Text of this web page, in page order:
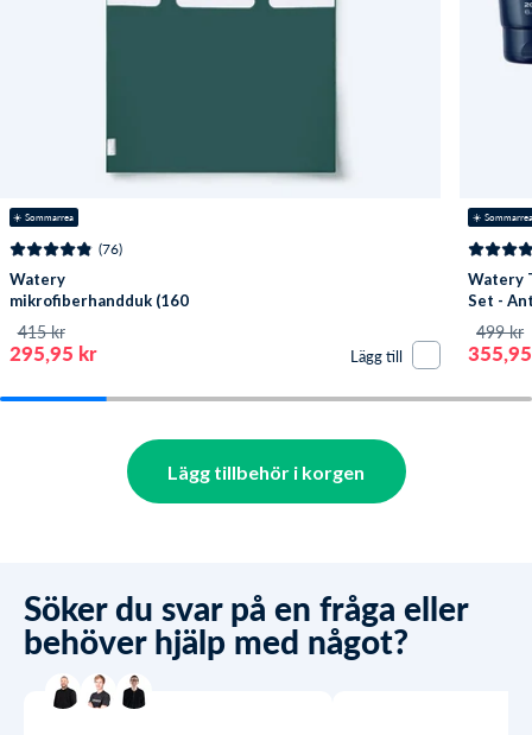
☀️ Sommarrea
(76)
Watery
mikrofiberhandduk (160
x 80 cm) - Eco Nebraska -
Dust Grön
295,95 kr
415 kr
Lägg till
☀️ Sommarrea
Watery
Set -
499 kr
Lägg tillbehör i korgen
Söker du svar på en fråga eller
behöver hjälp med något?